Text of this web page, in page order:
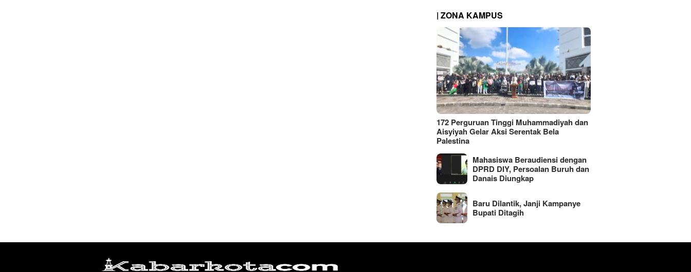
| ZONA KAMPUS
172 Perguruan Tinggi Muhammadiyah dan
Aisyiyah Gelar Aksi Serentak Bela
Palestina
Mahasiswa Beraudiensi dengan
DPRD DIY, Persoalan Buruh dan
Danais Diungkap
Baru Dilantik, Janji Kampanye
Bupati Ditagih